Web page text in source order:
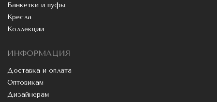
Банкетки и пуфы
Кресла
Коллекции
ИНФОРМАЦИЯ
Доставка и оплата
Оптовикам
Дизайнерам